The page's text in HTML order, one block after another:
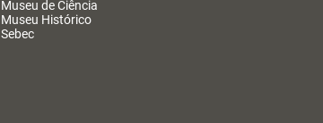
Museu de Ciência
Museu Histórico
Sebec